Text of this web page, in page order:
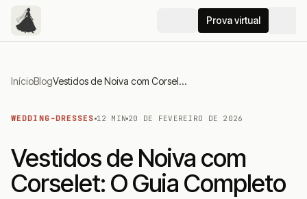
Prova virtual
InícioBlog Vestidos de Noiva com Corselet: O Guia Completo
WEDDING-DRESSES 12 MIN 20 DE FEVEREIRO DE 2026
Vestidos de Noiva com
Corselet: O Guia Completo